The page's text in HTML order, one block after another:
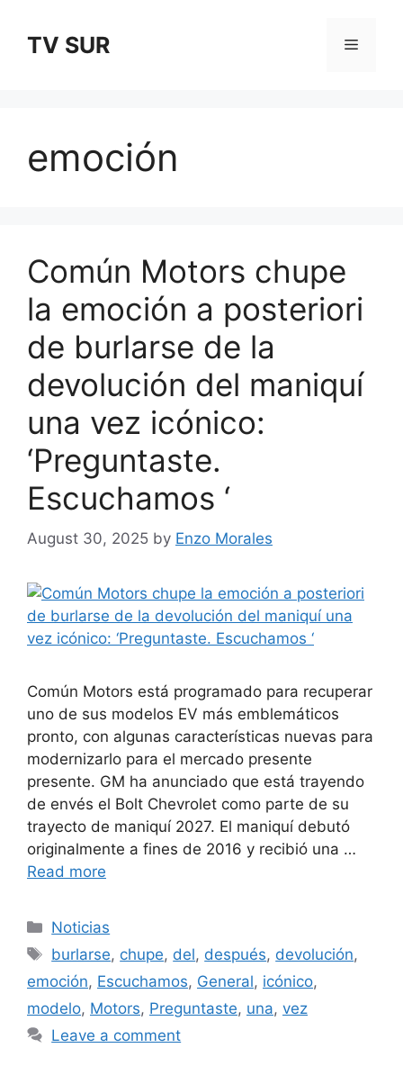
contentTV SUR Menu
emoción
Común Motors chupe
la emoción a posteriori
de burlarse de la
devolución del maniquí
una vez icónico:
‘Preguntaste.
Escuchamos ‘
August 30, 2025 by Enzo Morales
Común Motors está programado para recuperar
uno de sus modelos EV más emblemáticos
pronto, con algunas características nuevas para
modernizarlo para el mercado presente
presente. GM ha anunciado que está trayendo
de envés el Bolt Chevrolet como parte de su
trayecto de maniquí 2027. El maniquí debutó
originalmente a fines de 2016 y recibió una …
Read more
Categories
Noticias
Tags
burlarse, chupe, del, después, devolución,
emoción, Escuchamos, General, icónico,
modelo, Motors, Preguntaste, una, vez
Leave a comment